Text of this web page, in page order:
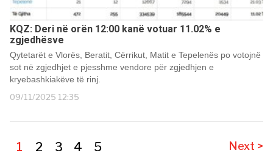
KQZ: Deri në orën 12:00 kanë votuar 11.02% e
zgjedhësve
Qytetarët e Vlorës, Beratit, Cërrikut, Matit e Tepelenës po votojnë
sot në zgjedhjet e pjesshme vendore për zgjedhjen e
kryebashkiakëve të rinj.
09/11/2025 12:35
1 2 3 4 5 Next >